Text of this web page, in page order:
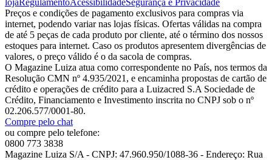
lojaRegulamentoAcessibilidadeSegurança e Privacidade
Preços e condições de pagamento exclusivos para compras via
internet, podendo variar nas lojas físicas. Ofertas válidas na compra
de até 5 peças de cada produto por cliente, até o término dos nossos
estoques para internet. Caso os produtos apresentem divergências de
valores, o preço válido é o da sacola de compras.
O Magazine Luiza atua como correspondente no País, nos termos da
Resolução CMN nº 4.935/2021, e encaminha propostas de cartão de
crédito e operações de crédito para a Luizacred S.A Sociedade de
Crédito, Financiamento e Investimento inscrita no CNPJ sob o nº
02.206.577/0001-80.
Compre pelo chat
ou compre pelo telefone:
0800 773 3838
Magazine Luiza S/A - CNPJ: 47.960.950/1088-36 - Endereço: Rua